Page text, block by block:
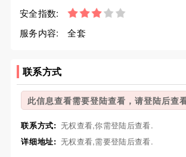
安全指数:
服务内容:
全套
联系方式
此信息查看需要登陆查看，请登陆后查
联系方式: 无权查看,你需登陆后查看.
详细地址: 无权查看,需要登陆后查看.